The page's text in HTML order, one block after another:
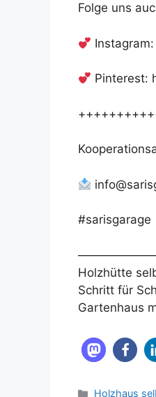
Folge uns
Pinterest:
#sarisgarage
Holzhütte
Schritt für
Gartenhaus
Kategorien
Holzhaus